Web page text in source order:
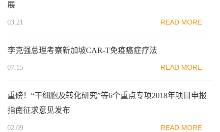
展
03.21 READ MORE
李克强总理考察新加坡CAR-T免疫癌症疗法
07.15 READ MORE
重磅！“干细胞及转化研究”等6个重点专项2018年项目申报
指南征求意见发布
02.09 READ MORE